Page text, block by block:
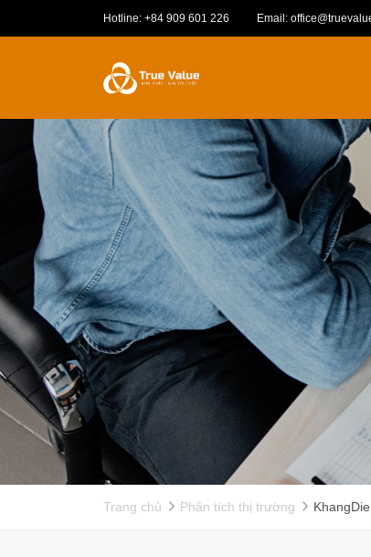
Hotline: +84 909 601 226 Email:
Trang chủ Phân tích thị trường